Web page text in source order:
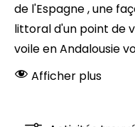
de l'Espagne , une
littoral d'un point de
voile en Andalousie
Afficher plus